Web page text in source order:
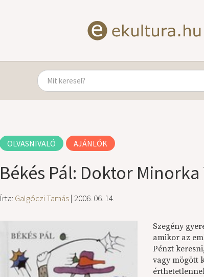
OLVASNIVALÓ AJÁNLÓK
Békés Pál: Doktor
Írta: Galgóczi Tamás| 2006. 06. 14.
Szegény
amikor az
Pénzt
vagy mögött